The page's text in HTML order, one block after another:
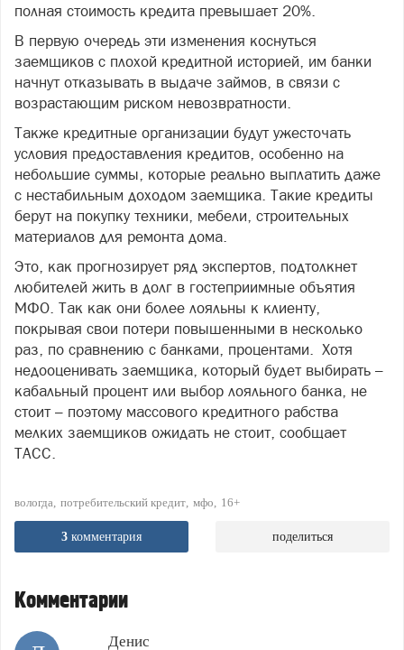
полная стоимость кредита превышает 20%.
В первую очередь эти изменения коснуться
заемщиков с плохой кредитной историей, им банки
начнут отказывать в выдаче займов, в связи с
возрастающим риском невозвратности.
Также кредитные организации будут ужесточать
условия предоставления кредитов, особенно на
небольшие суммы, которые реально выплатить даже
с нестабильным доходом заемщика. Такие кредиты
берут на покупку техники, мебели, строительных
материалов для ремонта дома.
Это, как прогнозирует ряд экспертов, подтолкнет
любителей жить в долг в гостеприимные объятия
МФО. Так как они более лояльны к клиенту,
покрывая свои потери повышенными в несколько
раз, по сравнению с банками, процентами. Хотя
недооценивать заемщика, который будет выбирать –
кабальный процент или выбор лояльного банка, не
стоит – поэтому массового кредитного рабства
мелких заемщиков ожидать не стоит, сообщает
ТАСС.
вологда потребительский кредит мфо 16+
3 комментария поделиться
Комментарии
Денис